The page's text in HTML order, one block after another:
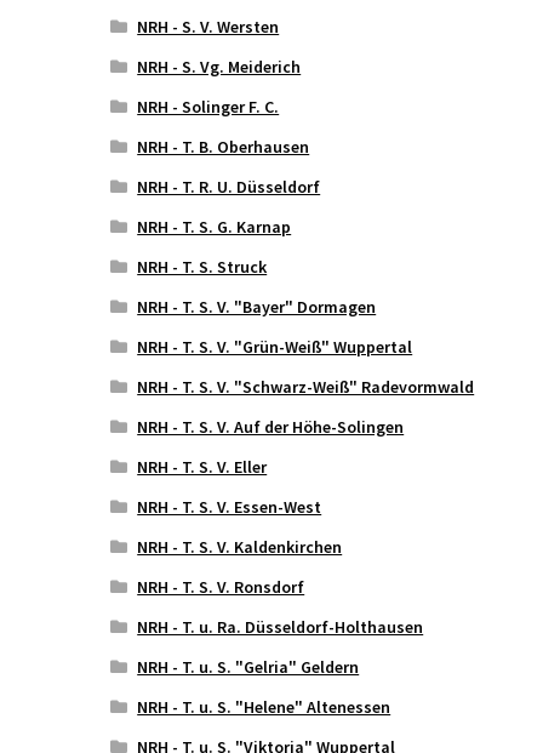
NRH - S. V. Wersten
NRH - S. Vg. Meiderich
NRH - Solinger F. C.
NRH - T. B. Oberhausen
NRH - T. R. U. Düsseldorf
NRH - T. S. G. Karnap
NRH - T. S. Struck
NRH - T. S. V. "Bayer" Dormagen
NRH - T. S. V. "Grün-Weiß" Wuppertal
NRH - T. S. V. "Schwarz-Weiß" Radevormwald
NRH - T. S. V. Auf der Höhe-Solingen
NRH - T. S. V. Eller
NRH - T. S. V. Essen-West
NRH - T. S. V. Kaldenkirchen
NRH - T. S. V. Ronsdorf
NRH - T. u. Ra. Düsseldorf-Holthausen
NRH - T. u. S. "Gelria" Geldern
NRH - T. u. S. "Helene" Altenessen
NRH - T. u. S. "Viktoria" Wuppertal